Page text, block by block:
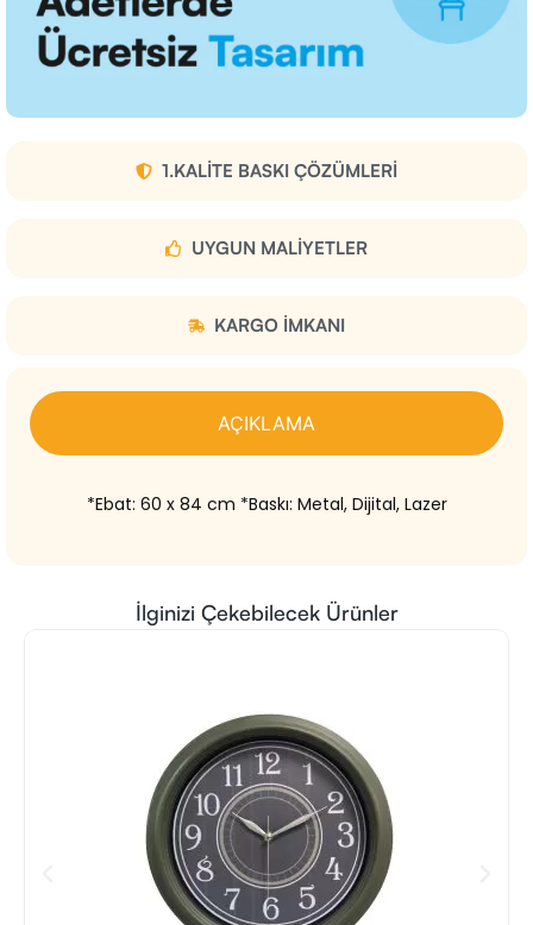
1.KALITE BASKI ÇÖZÜMLERI
UYGUN MALIYETLER
KARGO IMKANI
AÇIKLAMA
*Ebat: 60 x 84 cm *Baskı: Metal, Dijital, Lazer
İlginizi Çekebilecek Ürünler